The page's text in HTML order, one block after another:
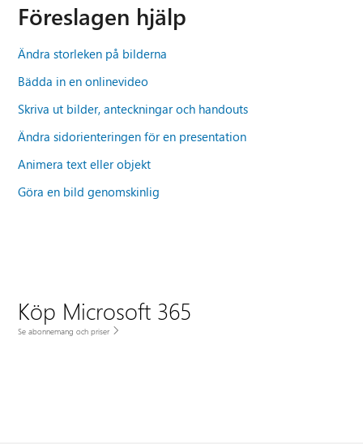
Föreslagen hjälp
Ändra storleken på bilderna
Bädda in en onlinevideo
Skriva ut bilder, anteckningar och handouts
Ändra sidorienteringen för en presentation
Animera text eller objekt
Göra en bild genomskinlig
Köp Microsoft 365
Se abonnemang och priser